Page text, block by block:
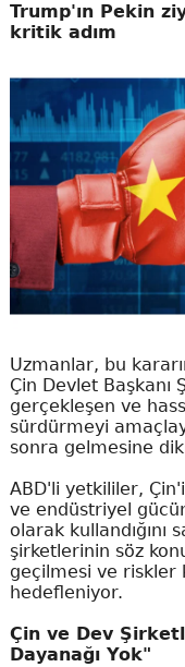
Trump'ın Pekin
kritik adım
Uzmanlar, bu
Çin Devlet Başkanı
gerçekleşen ve
sürdürmeyi
sonra gelmesine
ABD'li yetkililer,
ve endüstriyel
olarak
şirketlerinin söz
geçilmesi ve riskler
hedefleniyor.
Çin ve Dev
Dayanağı Yok"